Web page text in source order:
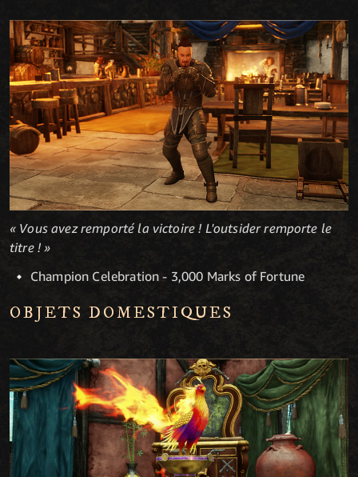
« Vous avez remporté la victoire ! L'outsider remporte le
titre ! »
Champion Celebration - 3,000 Marks of Fortune
OBJETS DOMESTIQUES